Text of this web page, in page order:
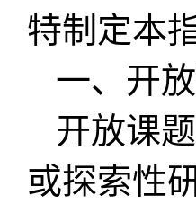
特制定本
一、开
开放课
或探索性